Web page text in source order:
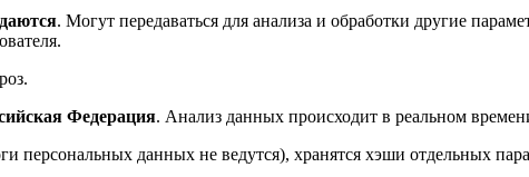
. Могут передаваться для анализа и обработки другие
Федерация. Анализ данных происходит в реальном
персональных данных не ведутся), хранятся хэши отдельных